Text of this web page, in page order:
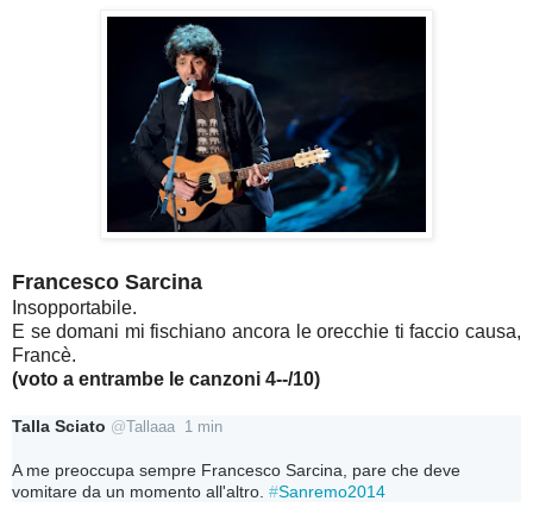
Francesco Sarcina
Insopportabile.
E se domani mi fischiano ancora le orecchie ti faccio causa,
Francè.
(voto a entrambe le canzoni 4--/10)
Talla Sciato @Tallaaa 1 min
A me preoccupa sempre Francesco Sarcina, pare che deve
vomitare da un momento all'altro. #Sanremo2014